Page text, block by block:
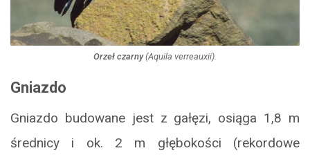
Orzeł czarny(Aquila verreauxii).
Gniazdo
Gniazdo budowane jest z gałęzi, osiąga 1,8 m
średnicy i ok. 2 m głębokości (rekordowe